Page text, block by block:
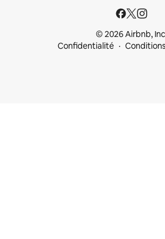
© 2026 Airbnb,
Confidentialité